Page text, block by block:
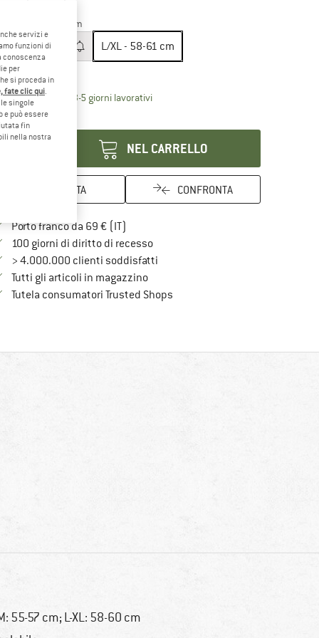
L/XL - 58-61 cm
M - 55-57 cm L/XL - 58-61 cm
alle taglie
di consegna: 3-5 giorni lavorativiIl link si apre in una casella
NEL CARRELLO
ANNOTA CONFRONTA
Porto franco da 69 € (IT)
100 giorni di diritto di recessoVai alla politica di recesso qui Si
> 4.000.000 clienti soddisfatti
Tutti gli articoli in magazzino
Tutela consumatori Trusted ShopsTrovi tutte le informazioni qui!
55-57 cm; L-XL: 58-60 cm
servizi e
funzioni di
conoscenza
per
si proceda in
fate clic qui.
singole
e può essere
fin
nella nostra